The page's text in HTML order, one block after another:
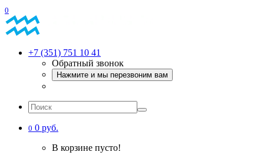
0
+7 (351) 751 10 41
Обратный звонок
Нажмите и мы перезвоним вам
0 0 руб.
В корзине пусто!